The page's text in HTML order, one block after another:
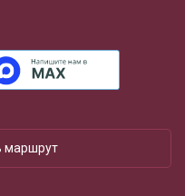
маршрут